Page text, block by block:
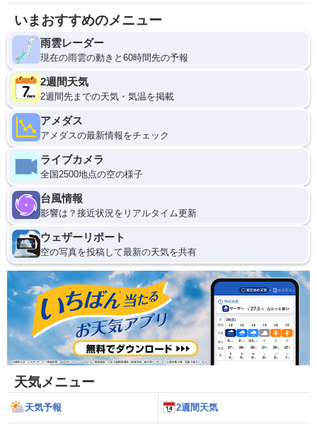
いまおすすめのメニュー
雨雲レーダー
現在の雨雲の動きと60時間先の予報
2週間天気
2週間先までの天気・気温を掲載
アメダス
アメダスの最新情報をチェック
ライブカメラ
全国2500地点の空の様子
台風情報
影響は？接近状況をリアルタイム更新
ウェザーリポート
空の写真を投稿して最新の天気を共有
天気メニュー
天気予報 2週間天気